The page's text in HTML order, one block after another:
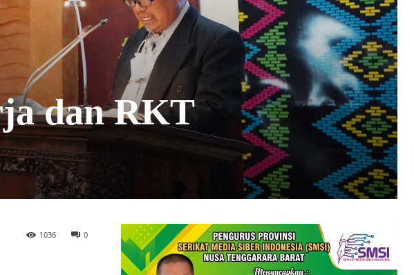
dan RKT
0
1036